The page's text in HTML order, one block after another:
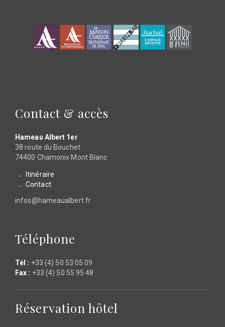
Contact & accès
Hameau Albert 1er
38 route du Bouchet
74400 Chamonix Mont Blanc
Itinéraire
Contact
infos@hameaualbert.fr
Téléphone
Tél : +33 (4) 50 53 05 09
Fax : +33 (4) 50 55 95 48
Réservation hôtel